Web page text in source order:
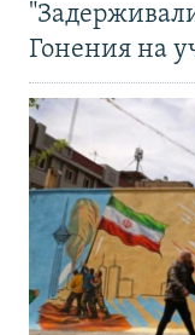
Гонения на